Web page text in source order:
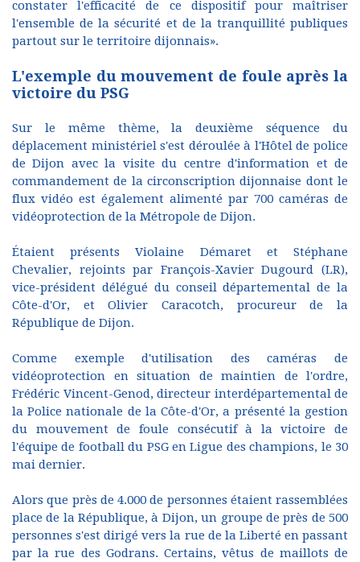
constater l'efficacité de ce dispositif pour maîtriser
l'ensemble de la sécurité et de la tranquillité publiques
partout sur le territoire dijonnais».
L'exemple du mouvement de foule après la
victoire du PSG
Sur le même thème, la deuxième séquence du
déplacement ministériel s'est déroulée à l'Hôtel de police
de Dijon avec la visite du centre d'information et de
commandement de la circonscription dijonnaise dont le
flux vidéo est également alimenté par 700 caméras de
vidéoprotection de la Métropole de Dijon.
Étaient présents Violaine Démaret et Stéphane
Chevalier, rejoints par François-Xavier Dugourd (LR),
vice-président délégué du conseil départemental de la
Côte-d'Or, et Olivier Caracotch, procureur de la
République de Dijon.
Comme exemple d'utilisation des caméras de
vidéoprotection en situation de maintien de l'ordre,
Frédéric Vincent-Genod, directeur interdépartemental de
la Police nationale de la Côte-d'Or, a présenté la gestion
du mouvement de foule consécutif à la victoire de
l'équipe de football du PSG en Ligue des champions, le 30
mai dernier.
Alors que près de 4.000 de personnes étaient rassemblées
place de la République, à Dijon, un groupe de près de 500
personnes s'est dirigé vers la rue de la Liberté en passant
par la rue des Godrans. Certains, vêtus de maillots de